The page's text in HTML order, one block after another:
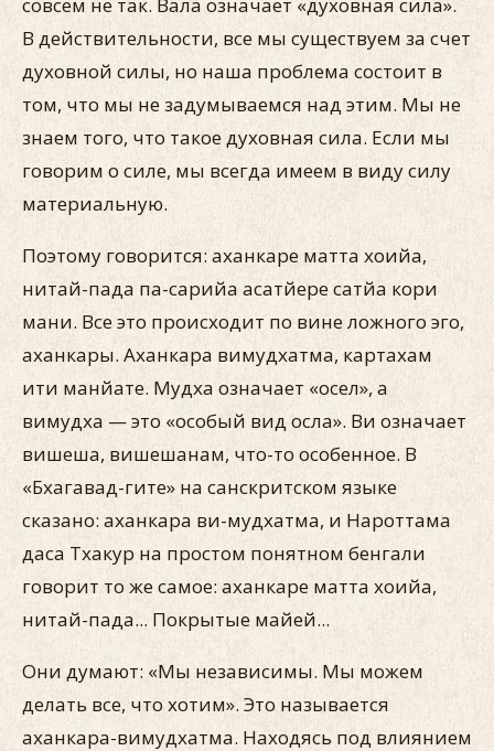
В действительности, все мы существуем за счет
духовной силы, но наша проблема состоит в
том, что мы не задумываемся над этим. Мы не
знаем того, что такое духовная сила. Если мы
говорим о силе, мы всегда имеем в виду силу
материальную.
Поэтому говорится: аханкаре матта хоийа,
нитай-пада па-сарийа асатйере сатйа кори
мани. Все это происходит по вине ложного эго,
аханкары. Аханкара вимудхатма, картахам
ити манйате. Мудха означает «осел», а
вимудха — это «особый вид осла». Ви означает
вишеша, вишешанам, что-то особенное. В
«Бхагавад-гите» на санскритском языке
сказано: аханкара ви-мудхатма, и Нароттама
даса Тхакур на простом понятном бенгали
говорит то же самое: аханкаре матта хоийа,
нитай-пада... Покрытые майей...
Они думают: «Мы независимы. Мы можем
делать все, что хотим». Это называется
аханкара-вимудхатма. Находясь под влиянием